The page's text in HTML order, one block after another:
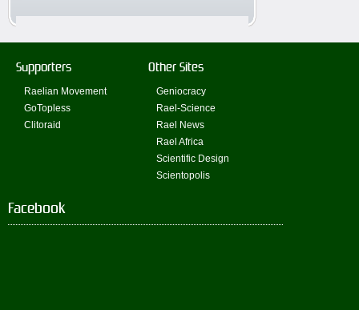
Supporters
Raelian Movement
GoTopless
Clitoraid
Other Sites
Geniocracy
Rael-Science
Rael News
Rael Africa
Scientific Design
Scientopolis
Facebook